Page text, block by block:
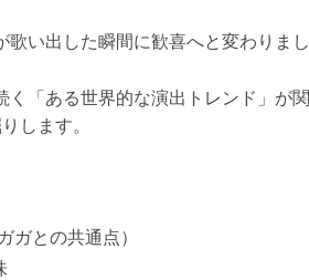
い出した瞬間に歓喜へと変わりまし
「ある世界的な演出トレンド」が関
します。
ガとの共通点）